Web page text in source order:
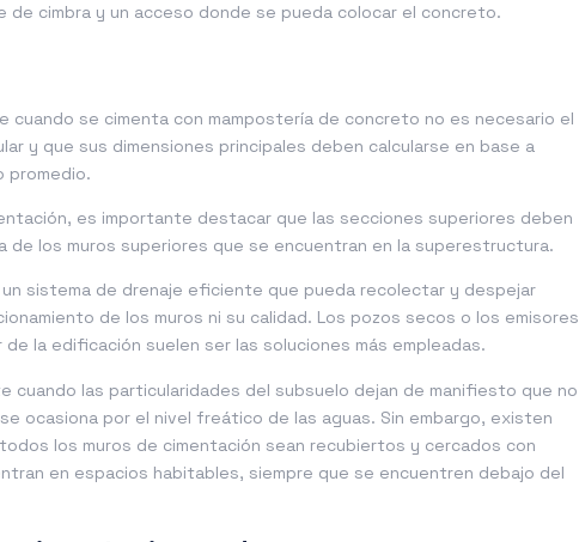
de cimbra y un acceso donde se pueda colocar el concreto.
cuando se cimenta con mampostería de concreto no es necesario el
y que sus dimensiones principales deben calcularse en base a
promedio.
es importante destacar que las secciones superiores deben
los muros superiores que se encuentran en la superestructura.
sistema de drenaje eficiente que pueda recolectar y despejar
de los muros ni su calidad. Los pozos secos o los emisores
la edificación suelen ser las soluciones más empleadas.
cuando las particularidades del subsuelo dejan de manifiesto que no
ocasiona por el nivel freático de las aguas. Sin embargo, existen
los muros de cimentación sean recubiertos y cercados con
en espacios habitables, siempre que se encuentren debajo del